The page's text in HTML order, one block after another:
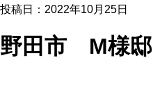
投稿日： 2022年10月25日
野田市 M様邸